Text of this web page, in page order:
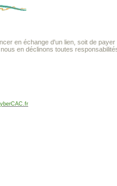
en échange d'un lien, soit de
en déclinons toutes